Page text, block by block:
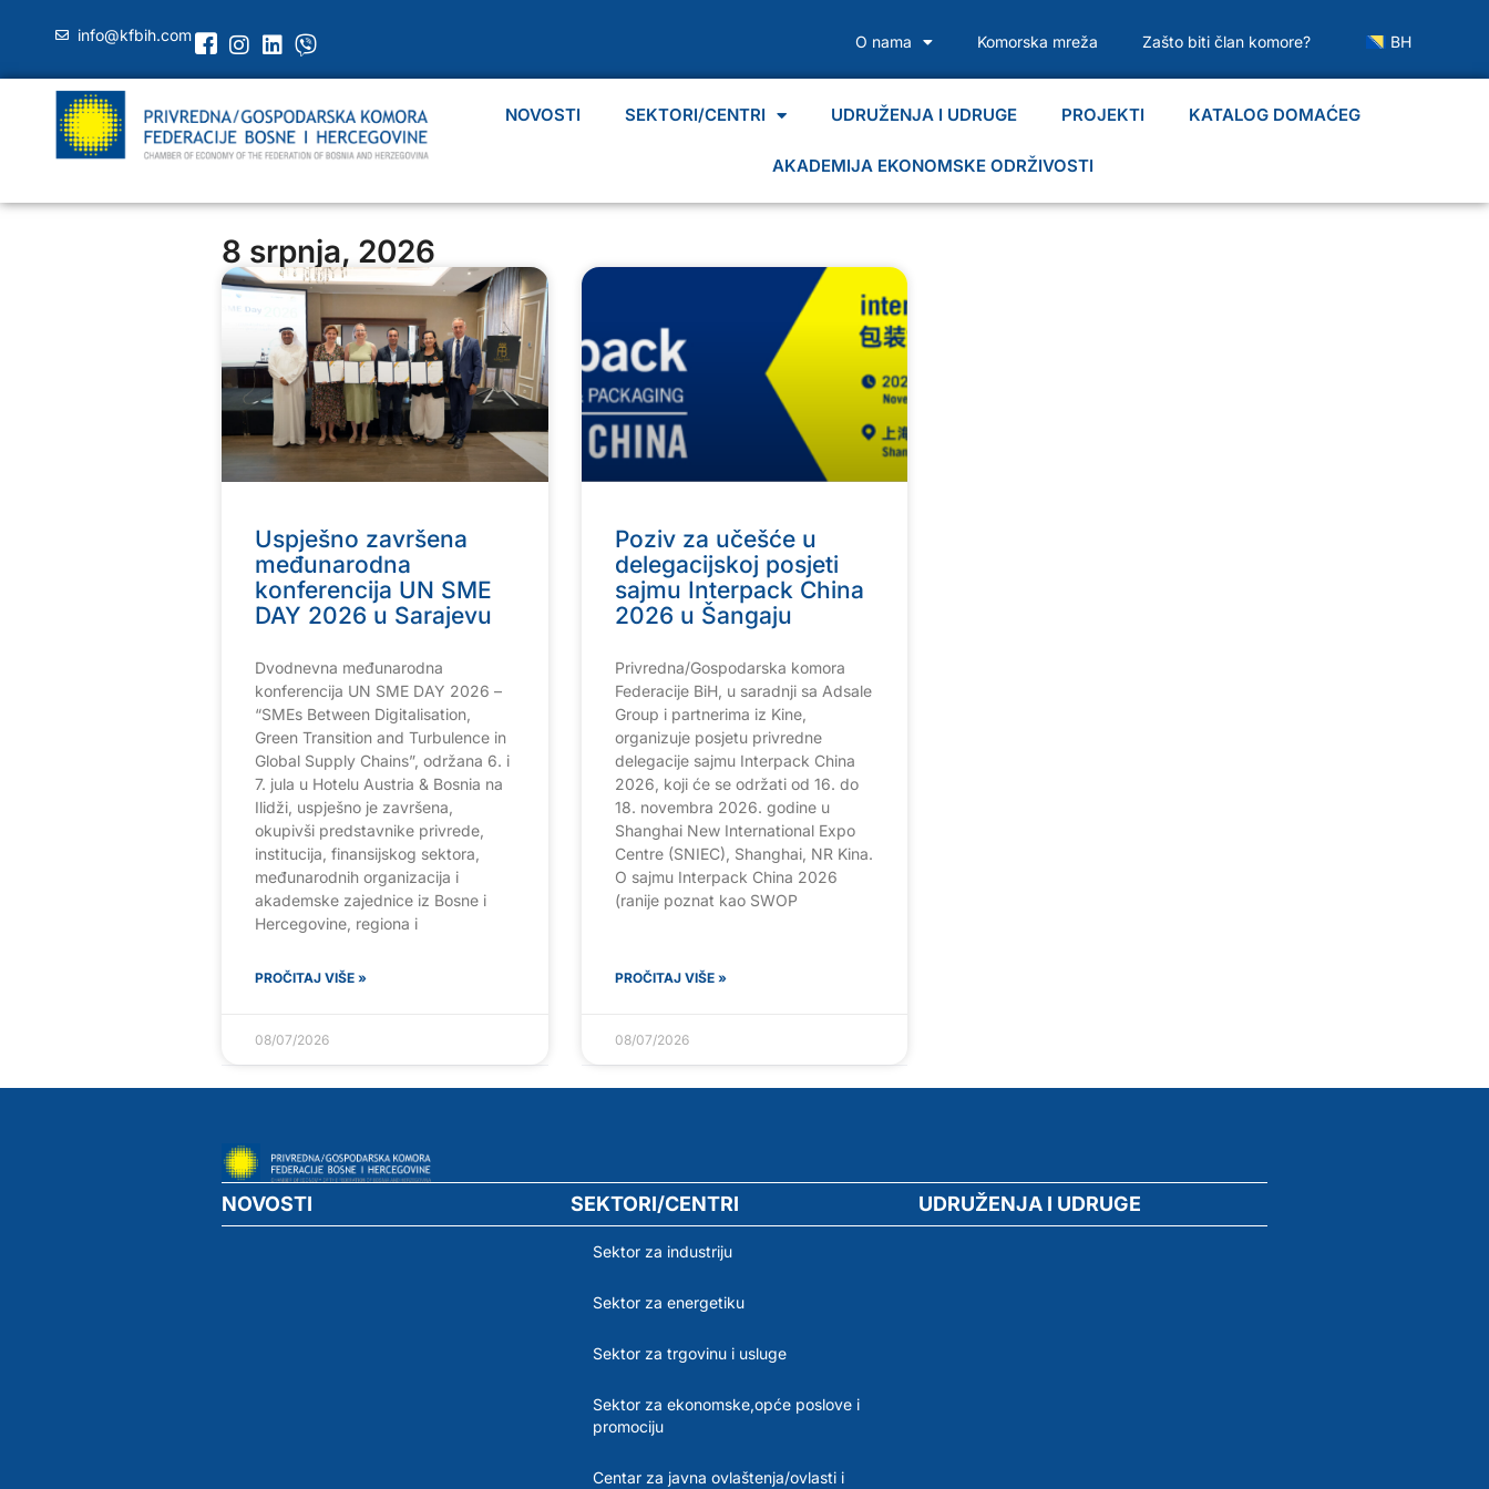
info@kfbih.com O nama Komorska mreža Zašto biti član komore? BH
NOVOSTI SEKTORI/CENTRI UDRUŽENJA I UDRUGE PROJEKTI KATALOG DOMAĆEG
AKADEMIJA EKONOMSKE ODRŽIVOSTI
8 srpnja, 2026
Uspješno završena
međunarodna
konferencija UN SME
DAY 2026 u Sarajevu
Dvodnevna međunarodna
konferencija UN SME DAY 2026 –
“SMEs Between Digitalisation,
Green Transition and Turbulence in
Global Supply Chains”, održana 6. i
7. jula u Hotelu Austria & Bosnia na
Ilidži, uspješno je završena,
okupivši predstavnike privrede,
institucija, finansijskog sektora,
međunarodnih organizacija i
akademske zajednice iz Bosne i
Hercegovine, regiona i
PROČITAJ VIŠE »
08/07/2026
Poziv za učešće u
delegacijskoj posjeti
sajmu Interpack China
2026 u Šangaju
Privredna/Gospodarska komora
Federacije BiH, u saradnji sa Adsale
Group i partnerima iz Kine,
organizuje posjetu privredne
delegacije sajmu Interpack China
2026, koji će se održati od 16. do
18. novembra 2026. godine u
Shanghai New International Expo
Centre (SNIEC), Shanghai, NR Kina.
O sajmu Interpack China 2026
(ranije poznat kao SWOP
PROČITAJ VIŠE »
08/07/2026
NOVOSTI SEKTORI/CENTRI
Sektor za industriju
Sektor za energetiku
Sektor za trgovinu i usluge
Sektor za ekonomske,opće poslove i
promociju
Centar za javna ovlaštenja/ovlasti i
UDRUŽENJA I UDRUGE